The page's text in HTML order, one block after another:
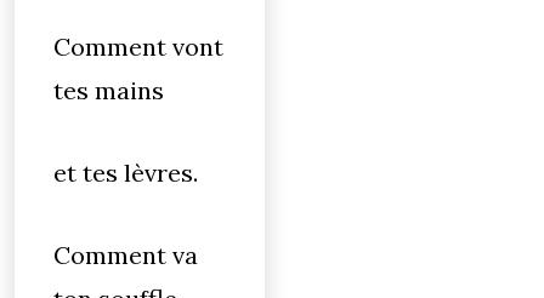
Comment vont
tes mains
et tes lèvres.
Comment va